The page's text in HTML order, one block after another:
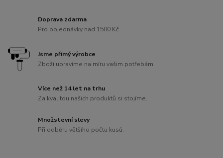
Doprava zdarma
Pro objednávky nad 1500 Kč.
Jsme přímý výrobce
Zboží upravíme na míru vašim potřebám.
Více než 14 let na trhu
Za kvalitou našich produktů si stojíme.
Množstevní slevy
Při odběru většího počtu kusů.